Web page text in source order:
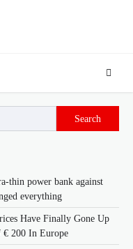
Search
thin power bank against
everything
Have Finally Gone Up
200 In Europe